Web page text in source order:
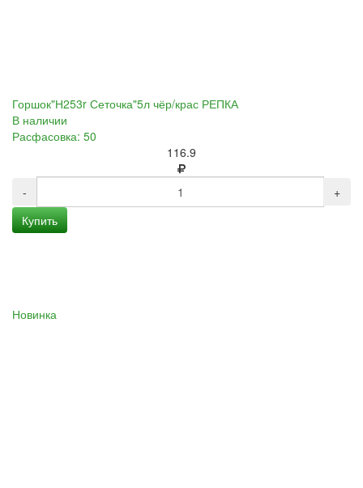
Горшок"Н253r Сеточка"5л чёр/крас РЕПКА
В наличии
Расфасовка: 50
116.9
-
+
Купить
Новинка